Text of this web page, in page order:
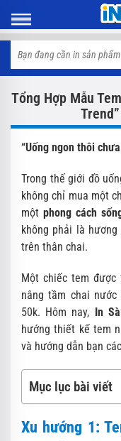
Tổng Hợp Mẫu
“Uống ngon thôi
Trong thế giới đồ
không chỉ mua một
một phong cách
không phải là
trên thân chai.
Một chiếc tem
nâng tầm chai
50k. Hôm nay, In
hướng thiết kế tem
và hướng dẫn bạn
Mục lục bài viết
Xu hướng 1: